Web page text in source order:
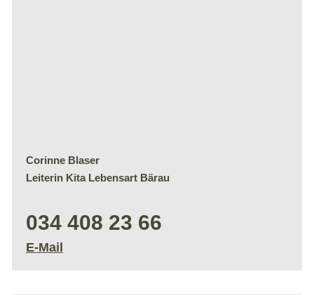
Corinne Blaser
Leiterin Kita Lebensart Bärau
034 408 23 66
E-Mail